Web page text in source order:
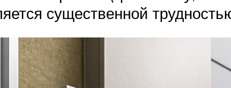
существенной